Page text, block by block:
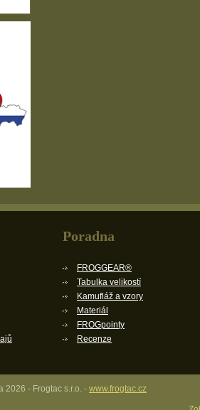
Poradna
FROGGEAR®
Tabulka velikostí
Kamufláž a vzory
Materiál
FROGpointy
Recenze
2026 - Frogtac s.r.o. - www.frogtac.cz